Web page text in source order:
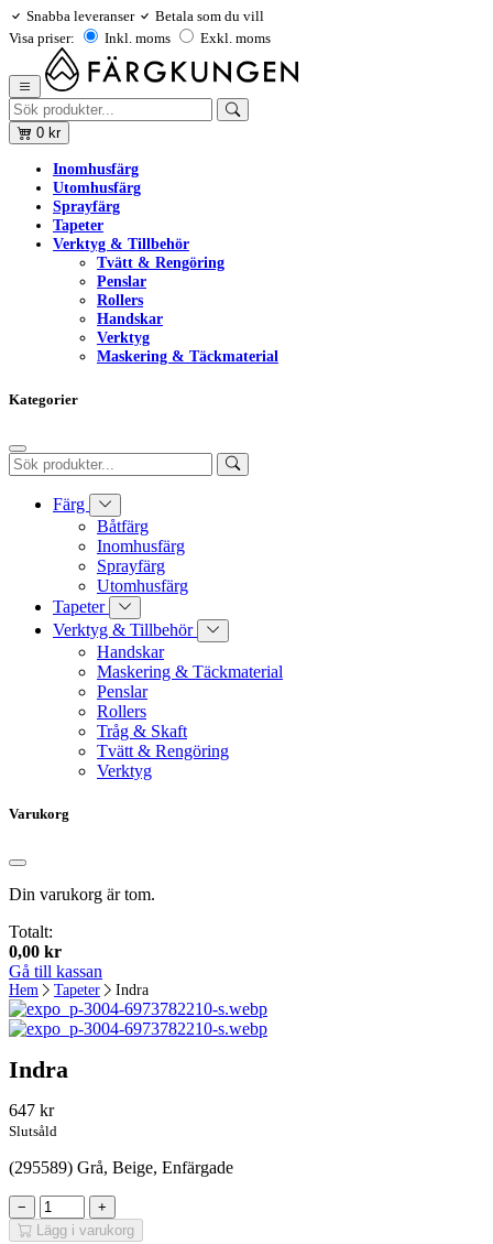
Snabba leveranser
Betala som du vill
Visa priser:
Inkl. moms Exkl. moms
0 kr
Inomhusfärg
Utomhusfärg
Sprayfärg
Tapeter
Verktyg & Tillbehör
Tvätt & Rengöring
Penslar
Rollers
Handskar
Verktyg
Maskering & Täckmaterial
Kategorier
Färg
Båtfärg
Inomhusfärg
Sprayfärg
Utomhusfärg
Tapeter
Verktyg & Tillbehör
Handskar
Maskering & Täckmaterial
Penslar
Rollers
Tråg & Skaft
Tvätt & Rengöring
Verktyg
Varukorg
Din varukorg är tom.
Totalt:
0,00 kr
Gå till kassan
Hem Tapeter Indra
Indra
647 kr
Slutsåld
(295589) Grå, Beige, Enfärgade
−
+
Lägg i varukorg